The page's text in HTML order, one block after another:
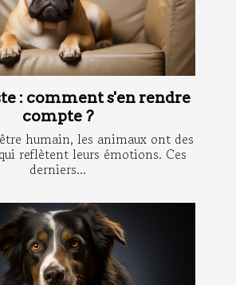
: comment s'en rendre
compte ?
humain, les animaux ont des
reflètent leurs émotions. Ces
derniers...